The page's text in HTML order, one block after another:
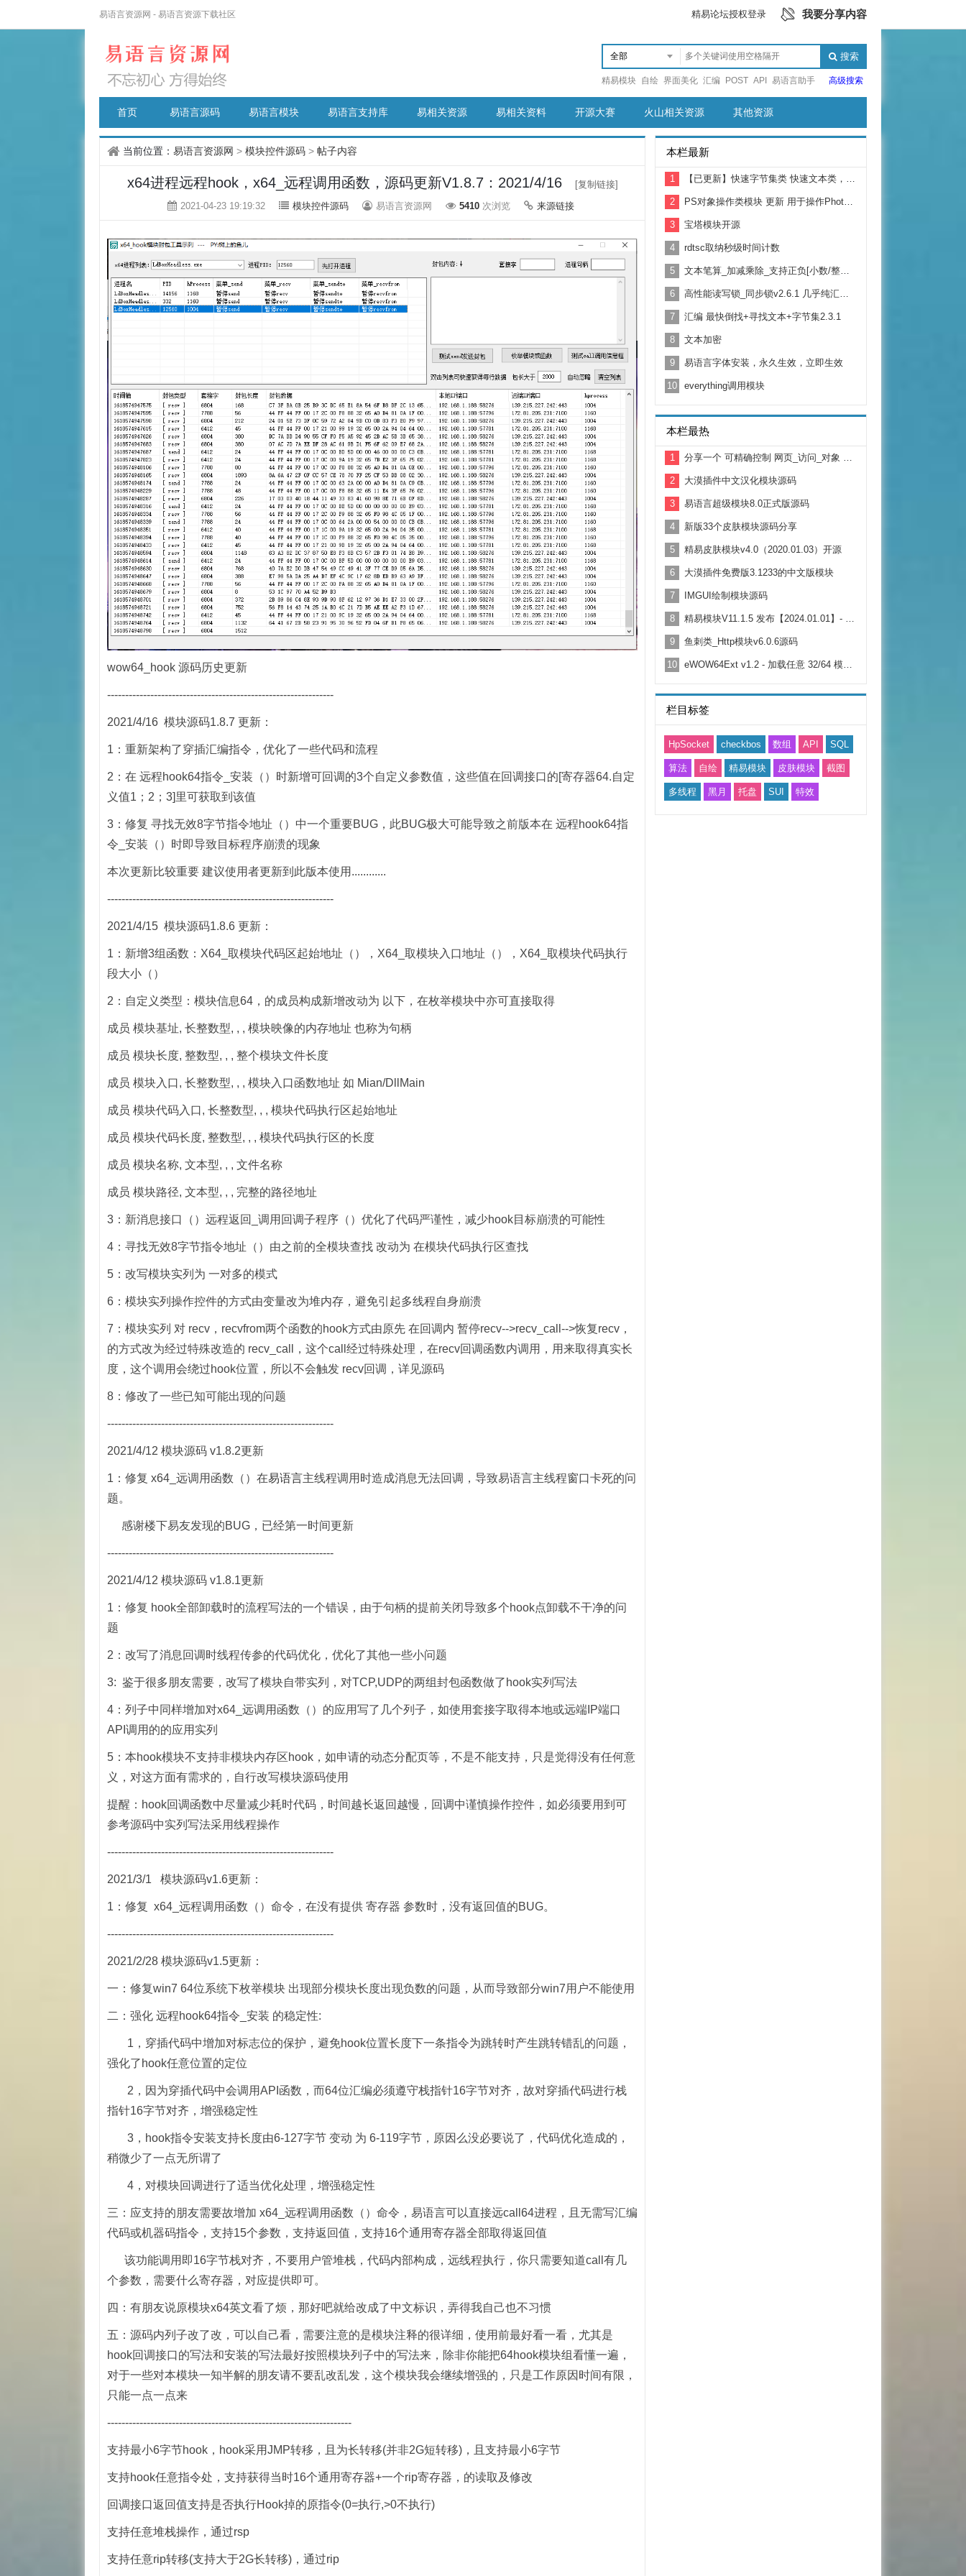
易语言资源网 - 易语言资源下载社区 精易论坛授权登录 我要分享内容
搜索
精易模块 自绘 界面美化 汇编 POST API 易语言助手 高级搜索
首页 易语言源码 易语言模块 易语言支持库 易相关资源 易相关资料 开源大赛 火山相关资源 其他资源
当前位置： 易语言资源网 > 模块控件源码 > 帖子内容
x64进程远程hook，x64_远程调用函数，源码更新V1.8.7：2021/4/16
[复制链接]
2021-04-23 19:19:32
模块控件源码 易语言资源网 5410 次浏览 来源链接
wow64_hook 源码历史更新
---------------------------------------------------------------
2021/4/16 模块源码1.8.7 更新：
1：重新架构了穿插汇编指令，优化了一些代码和流程
2：在 远程hook64指令_安装（）时新增可回调的3个自定义参数值，这些值在回调接口的[寄存器64.自定
义值1；2；3]里可获取到该值
3：修复 寻找无效8字节指令地址（）中一个重要BUG，此BUG极大可能导致之前版本在 远程hook64指
令_安装（）时即导致目标程序崩溃的现象
本次更新比较重要 建议使用者更新到此版本使用............
---------------------------------------------------------------
2021/4/15 模块源码1.8.6 更新：
1：新增3组函数：X64_取模块代码区起始地址（），X64_取模块入口地址（），X64_取模块代码执行
段大小（）
2：自定义类型：模块信息64，的成员构成新增改动为 以下，在枚举模块中亦可直接取得
成员 模块基址, 长整数型, , , 模块映像的内存地址 也称为句柄
成员 模块长度, 整数型, , , 整个模块文件长度
成员 模块入口, 长整数型, , , 模块入口函数地址 如 Mian/DllMain
成员 模块代码入口, 长整数型, , , 模块代码执行区起始地址
成员 模块代码长度, 整数型, , , 模块代码执行区的长度
成员 模块名称, 文本型, , , 文件名称
成员 模块路径, 文本型, , , 完整的路径地址
3：新消息接口（）远程返回_调用回调子程序（）优化了代码严谨性，减少hook目标崩溃的可能性
4：寻找无效8字节指令地址（）由之前的全模块查找 改动为 在模块代码执行区查找
5：改写模块实列为 一对多的模式
6：模块实列操作控件的方式由变量改为堆内存，避免引起多线程自身崩溃
7：模块实列 对 recv，recvfrom两个函数的hook方式由原先 在回调内 暂停recv-->recv_call-->恢复recv，
的方式改为经过特殊改造的 recv_call，这个call经过特殊处理，在recv回调函数内调用，用来取得真实长
度，这个调用会绕过hook位置，所以不会触发 recv回调，详见源码
8：修改了一些已知可能出现的问题
---------------------------------------------------------------
2021/4/12 模块源码 v1.8.2更新
1：修复 x64_远调用函数（）在易语言主线程调用时造成消息无法回调，导致易语言主线程窗口卡死的问
题。
感谢楼下易友发现的BUG，已经第一时间更新
---------------------------------------------------------------
2021/4/12 模块源码 v1.8.1更新
1：修复 hook全部卸载时的流程写法的一个错误，由于句柄的提前关闭导致多个hook点卸载不干净的问
题
2：改写了消息回调时线程传参的代码优化，优化了其他一些小问题
3: 鉴于很多朋友需要，改写了模块自带实列，对TCP,UDP的两组封包函数做了hook实列写法
4：列子中同样增加对x64_远调用函数（）的应用写了几个列子，如使用套接字取得本地或远端IP端口
API调用的的应用实列
5：本hook模块不支持非模块内存区hook，如申请的动态分配页等，不是不能支持，只是觉得没有任何意
义，对这方面有需求的，自行改写模块源码使用
提醒：hook回调函数中尽量减少耗时代码，时间越长返回越慢，回调中谨慎操作控件，如必须要用到可
参考源码中实列写法采用线程操作
---------------------------------------------------------------
2021/3/1 模块源码v1.6更新：
1：修复 x64_远程调用函数（）命令，在没有提供 寄存器 参数时，没有返回值的BUG。
---------------------------------------------------------------
2021/2/28 模块源码v1.5更新：
一：修复win7 64位系统下枚举模块 出现部分模块长度出现负数的问题，从而导致部分win7用户不能使用
二：强化 远程hook64指令_安装 的稳定性:
1，穿插代码中增加对标志位的保护，避免hook位置长度下一条指令为跳转时产生跳转错乱的问题，
强化了hook任意位置的定位
2，因为穿插代码中会调用API函数，而64位汇编必须遵守栈指针16字节对齐，故对穿插代码进行栈
指针16字节对齐，增强稳定性
3，hook指令安装支持长度由6-127字节 变动 为 6-119字节，原因么没必要说了，代码优化造成的，
稍微少了一点无所谓了
4，对模块回调进行了适当优化处理，增强稳定性
三：应支持的朋友需要故增加 x64_远程调用函数（）命令，易语言可以直接远call64进程，且无需写汇编
代码或机器码指令，支持15个参数，支持返回值，支持16个通用寄存器全部取得返回值
该功能调用即16字节栈对齐，不要用户管堆栈，代码内部构成，远线程执行，你只需要知道call有几
个参数，需要什么寄存器，对应提供即可。
四：有朋友说原模块x64英文看了烦，那好吧就给改成了中文标识，弄得我自己也不习惯
五：源码内列子改了改，可以自己看，需要注意的是模块注释的很详细，使用前最好看一看，尤其是
hook回调接口的写法和安装的写法最好按照模块列子中的写法来，除非你能把64hook模块组看懂一遍，
对于一些对本模块一知半解的朋友请不要乱改乱发，这个模块我会继续增强的，只是工作原因时间有限，
只能一点一点来
--------------------------------------------------------------------
支持最小6字节hook，hook采用JMP转移，且为长转移(并非2G短转移)，且支持最小6字节
支持hook任意指令处，支持获得当时16个通用寄存器+一个rip寄存器，的读取及修改
回调接口返回值支持是否执行Hook掉的原指令(0=执行,>0不执行)
支持任意堆栈操作，通过rsp
支持任意rip转移(支持大于2G长转移)，通过rip
本栏最新
1 【已更新】快速字节集类 快速文本类，替代通用对象库
2 PS对象操作类模块 更新 用于操作Photoshop 制作自动化脚本
3 宝塔模块开源
4 rdtsc取纳秒级时间计数
5 文本笔算_加减乘除_支持正负[小数/整数/大数/前缀0的数]
6 高性能读写锁_同步锁v2.6.1 几乎纯汇编 支持跨进程
7 汇编 最快倒找+寻找文本+字节集2.3.1
8 文本加密
9 易语言字体安装，永久生效，立即生效
10 everything调用模块
本栏最热
1 分享一个 可精确控制 网页_访问_对象 超时时间 源码
2 大漠插件中文汉化模块源码
3 易语言超级模块8.0正式版源码
4 新版33个皮肤模块源码分享
5 精易皮肤模块v4.0（2020.01.03）开源
6 大漠插件免费版3.1233的中文版模块
7 IMGUI绘制模块源码
8 精易模块V11.1.5 发布【2024.01.01】- 元旦快乐！
9 鱼刺类_Http模块v6.0.6源码
10 eWOW64Ext v1.2 - 加载任意 32/64 模块|动态调用|64 位汇编|64 位进程读写
栏目标签
HpSocket checkbos 数组 API SQL
算法 自绘 精易模块 皮肤模块 截图
多线程 黑月 托盘 SUI 特效